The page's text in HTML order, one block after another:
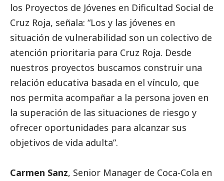
los Proyectos de Jóvenes en Dificultad Social de
Cruz Roja, señala: “Los y las jóvenes en
situación de vulnerabilidad son un colectivo de
atención prioritaria para Cruz Roja. Desde
nuestros proyectos buscamos construir una
relación educativa basada en el vínculo, que
nos permita acompañar a la persona joven en
la superación de las situaciones de riesgo y
ofrecer oportunidades para alcanzar sus
objetivos de vida adulta”.
Carmen Sanz, Senior Manager de Coca-Cola en